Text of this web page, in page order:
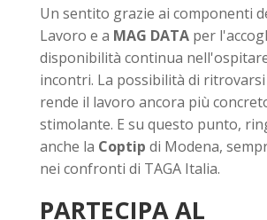
Un sentito grazie ai componenti
Lavoro e a MAG DATAper
disponibilità continua
incontri. La possibilità di
rende il lavoro ancora più
stimolante. E su questo punto,
anche la Coptip di Modena,
nei confronti di TAGA Italia.
PARTECIPA AL